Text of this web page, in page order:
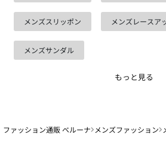
メンズスリッポン メンズレースア
メンズサンダル
もっと見る
ファッション通販 ベルーナ メンズファッション